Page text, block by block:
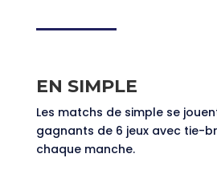
EN SIMPLE
Les matchs de simple se
gagnants de 6 jeux avec tie-
chaque manche.